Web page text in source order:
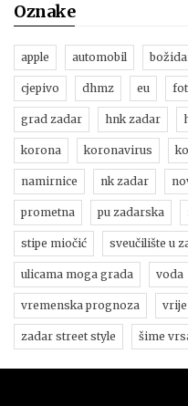
Oznake
apple automobil
cjepivo dhmz eu
grad zadar hnk zadar
korona koronavirus
namirnice nk zadar
prometna pu zadarska
stipe miočić sveučilište u
ulicama moga grada voda
vremenska prognoza
zadar street style šime